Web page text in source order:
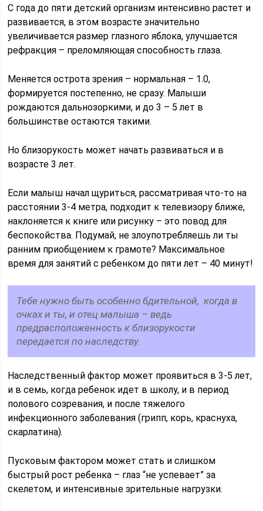
С года до пяти детский организм интенсивно растет и
развивается, в этом возрасте значительно
увеличивается размер глазного яблока, улучшается
рефракция – преломляющая способность глаза.
Меняется острота зрения – нормальная – 1.0,
формируется постепенно, не сразу. Малыши
рождаются дальнозоркими, и до 3 – 5 лет в
большинстве остаются такими.
Но близорукость может начать развиваться и в
возрасте 3 лет.
Если малыш начал щуриться, рассматривая что-то на
расстоянии 3-4 метра, подходит к телевизору ближе,
наклоняется к книге или рисунку – это повод для
беспокойства. Подумай, не злоупотребляешь ли ты
ранним приобщением к грамоте? Максимальное
время для занятий с ребенком до пяти лет – 40 минут!
Тебе нужно быть особенно бдительной, когда в
очках и ты, и отец малыша – ведь
предрасположенность к близорукости
передается по наследству.
Наследственный фактор может проявиться в 3-5 лет,
и в семь, когда ребенок идет в школу, и в период
полового созревания, и после тяжелого
инфекционного заболевания (грипп, корь, краснуха,
скарлатина).
Пусковым фактором может стать и слишком
быстрый рост ребенка – глаз “не успевает” за
скелетом, и интенсивные зрительные нагрузки.